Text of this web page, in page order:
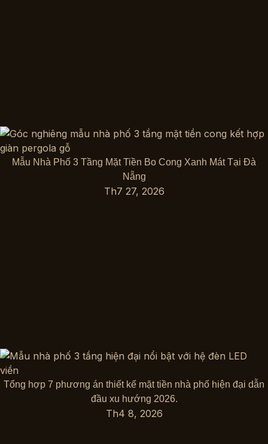
Mẫu Nhà Phố 3 Tầng Mặt Tiền Bo Cong Xanh Mát Tại Đà
Nẵng
Th7 27, 2026
Tổng hợp 7 phương án thiết kế mặt tiền nhà phố hiện đại dẫn
đầu xu hướng 2026.
Th4 8, 2026